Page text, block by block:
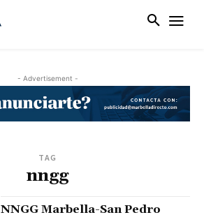
- Advertisement -
TAG
nngg
NNGG Marbella-San Pedro